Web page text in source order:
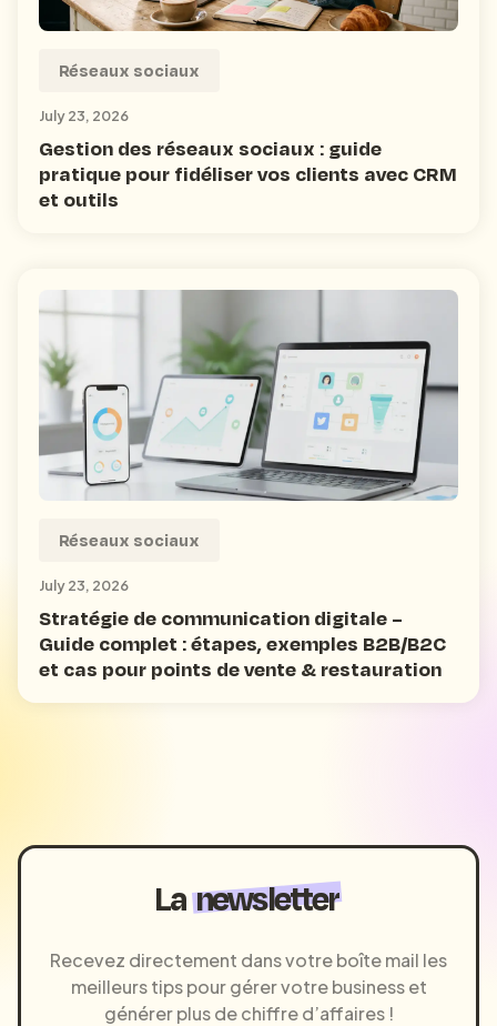
Réseaux sociaux
July 23, 2026
Gestion des réseaux sociaux : guide
pratique pour fidéliser vos clients avec CRM
et outils
Réseaux sociaux
July 23, 2026
Stratégie de communication digitale –
Guide complet : étapes, exemples B2B/B2C
et cas pour points de vente & restauration
Lanewsletter
Recevez directement dans votre boîte mail les
meilleurs tips pour gérer votre business et
générer plus de chiffre d’affaires !